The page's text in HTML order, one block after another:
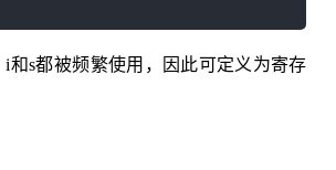
i和s都被频繁使用，因此可定义为寄存